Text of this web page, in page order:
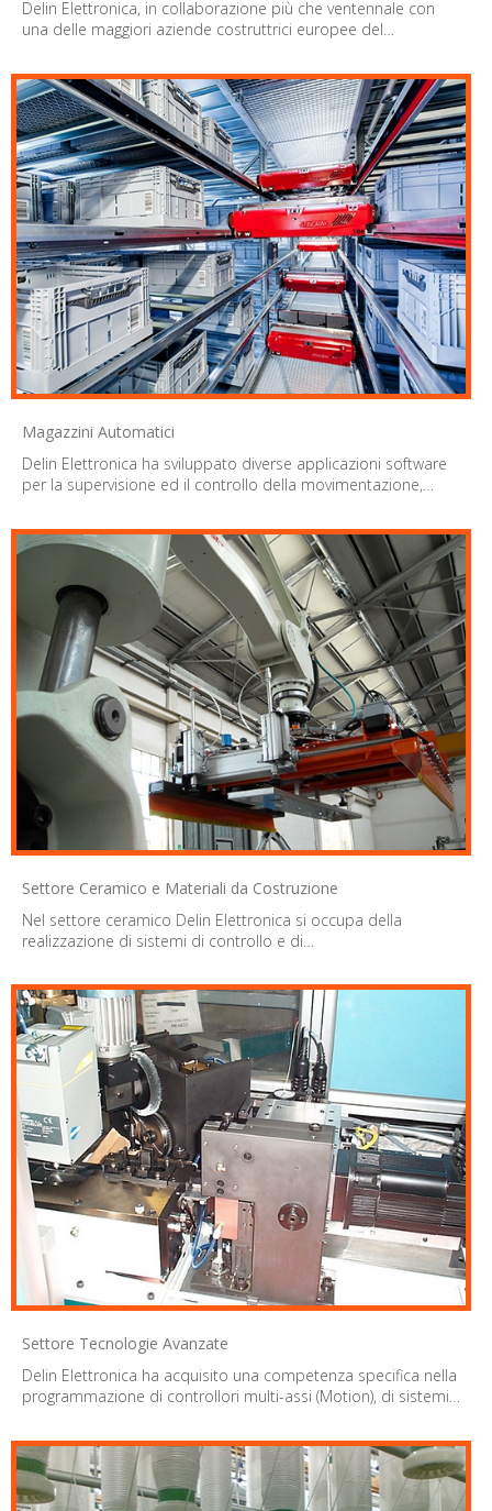
Delin Elettronica, in collaborazione più che ventennale con
una delle maggiori aziende costruttrici europee del…
Magazzini Automatici
Delin Elettronica ha sviluppato diverse applicazioni software
per la supervisione ed il controllo della movimentazione,…
Settore Ceramico e Materiali da Costruzione
Nel settore ceramico Delin Elettronica si occupa della
realizzazione di sistemi di controllo e di…
Settore Tecnologie Avanzate
Delin Elettronica ha acquisito una competenza specifica nella
programmazione di controllori multi-assi (Motion), di sistemi…